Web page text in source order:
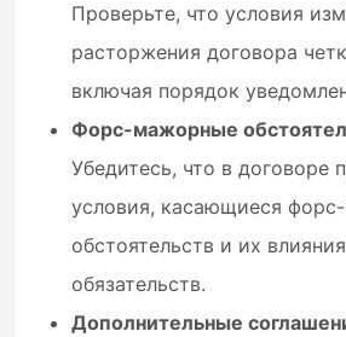
Проверьте, что условия
расторжения договора
включая порядок
Форс-мажорные
Убедитесь, что в договоре
условия, касающиеся
обстоятельств и их
обязательств.
Дополнительные